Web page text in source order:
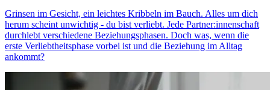
Grinsen im Gesicht, ein leichtes Kribbeln im Bauch. Alles um dich
herum scheint unwichtig - du bist verliebt. Jede Partner:innenschaft
durchlebt verschiedene Beziehungsphasen. Doch was, wenn die
erste Verliebtheitsphase vorbei ist und die Beziehung im Alltag
ankommt?